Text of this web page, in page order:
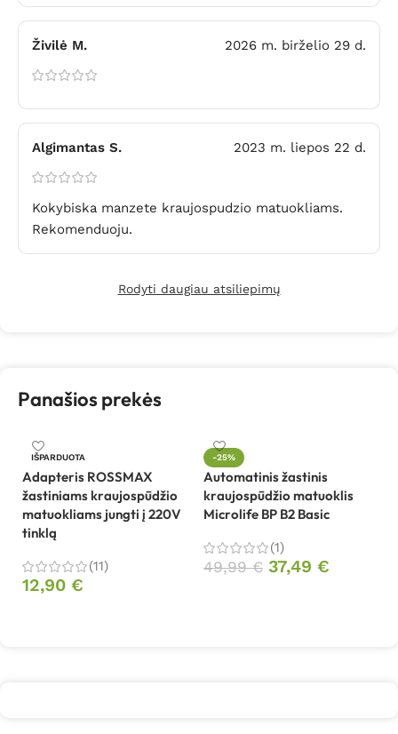
Živilė M. 2026 m. birželio 29 d.
Algimantas S. 2023 m. liepos 22 d.
Kokybiska manzete kraujospudzio matuokliams.
Rekomenduoju.
Rodyti daugiau atsiliepimų
Panašios prekės
IŠPARDUOTA
Adapteris ROSSMAX
žastiniams kraujospūdžio
matuokliams jungti į 220V
tinklą
(11)
12,90 €
-25%
Automatinis žastinis
kraujospūdžio matuoklis
Microlife BP B2 Basic
(1)
49,99€ 37,49 €